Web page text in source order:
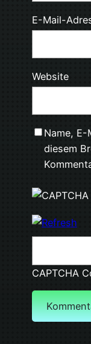
E-Mail-
Website
Name,
diesem
CAPTCHA